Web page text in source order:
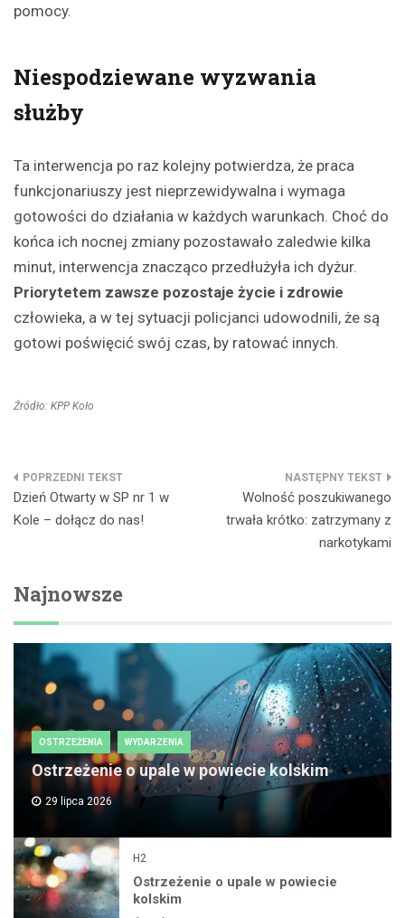
pomocy.
Niespodziewane wyzwania
służby
Ta interwencja po raz kolejny potwierdza, że praca
funkcjonariuszy jest nieprzewidywalna i wymaga
gotowości do działania w każdych warunkach. Choć do
końca ich nocnej zmiany pozostawało zaledwie kilka
minut, interwencja znacząco przedłużyła ich dyżur.
Priorytetem zawsze pozostaje życie i zdrowie
człowieka, a w tej sytuacji policjanci udowodnili, że są
gotowi poświęcić swój czas, by ratować innych.
Źródło: KPP Koło
Nawigacja
wpisu
Dzień Otwarty w SP nr 1 w
Kole – dołącz do nas!
Wolność poszukiwanego
trwała krótko: zatrzymany z
narkotykami
Najnowsze
OSTRZEŻENIA WYDARZENIA
Ostrzeżenie o upale w powiecie kolskim
29 lipca 2026
H2
Ostrzeżenie o upale w powiecie
kolskim